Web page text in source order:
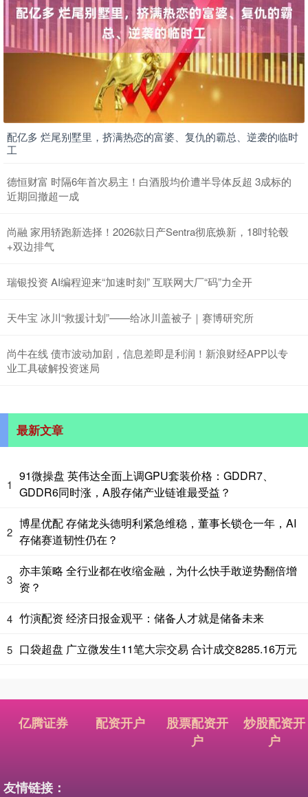
配亿多 烂尾别墅里，挤满热恋的富婆、复仇的霸总、逆袭的临时
工
德恒财富 时隔6年首次易主！白酒股均价遭半导体反超 3成标的
近期回撤超一成
尚融 家用轿跑新选择！2026款日产Sentra彻底焕新，18吋轮毂
+双边排气
瑞银投资 AI编程迎来“加速时刻” 互联网大厂“码”力全开
天牛宝 冰川“救援计划”——给冰川盖被子｜赛博研究所
尚牛在线 债市波动加剧，信息差即是利润！新浪财经APP以专
业工具破解投资迷局
最新文章
1
91微操盘 英伟达全面上调GPU套装价格：GDDR7、
GDDR6同时涨，A股存储产业链谁最受益？
2
博星优配 存储龙头德明利紧急维稳，董事长锁仓一年，AI
存储赛道韧性仍在？
3
亦丰策略 全行业都在收缩金融，为什么快手敢逆势翻倍增
资？
4 竹演配资 经济日报金观平：储备人才就是储备未来
5 口袋超盘 广立微发生11笔大宗交易 合计成交8285.16万元
亿腾证券 配资开户
股票配资开
户
炒股配资开
户
友情链接：